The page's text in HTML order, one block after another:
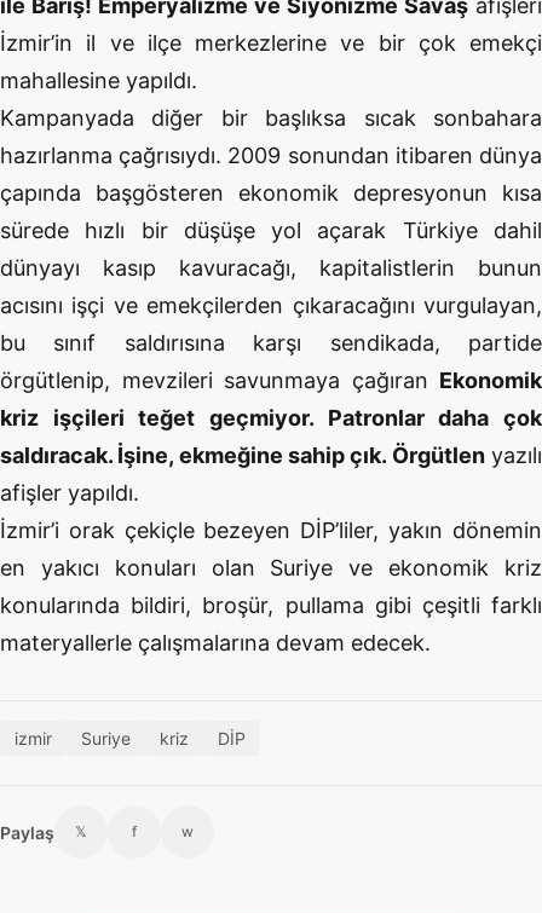
ile Barış! Emperyalizme ve Siyonizme Savaş afişleri
İzmir’in il ve ilçe merkezlerine ve bir çok emekçi
mahallesine yapıldı.
Kampanyada diğer bir başlıksa sıcak sonbahara
hazırlanma çağrısıydı. 2009 sonundan itibaren dünya
çapında başgösteren ekonomik depresyonun kısa
sürede hızlı bir düşüşe yol açarak Türkiye dahil
dünyayı kasıp kavuracağı, kapitalistlerin bunun
acısını işçi ve emekçilerden çıkaracağını vurgulayan,
bu sınıf saldırısına karşı sendikada, partide
örgütlenip, mevzileri savunmaya çağıran Ekonomik
kriz işçileri teğet geçmiyor. Patronlar daha çok
saldıracak. İşine, ekmeğine sahip çık. Örgütlenyazılı
afişler yapıldı.
İzmir’i orak çekiçle bezeyen DİP’liler, yakın dönemin
en yakıcı konuları olan Suriye ve ekonomik kriz
konularında bildiri, broşür, pullama gibi çeşitli farklı
materyallerle çalışmalarına devam edecek.
izmir Suriye kriz DİP
Paylaş 𝕏 f w